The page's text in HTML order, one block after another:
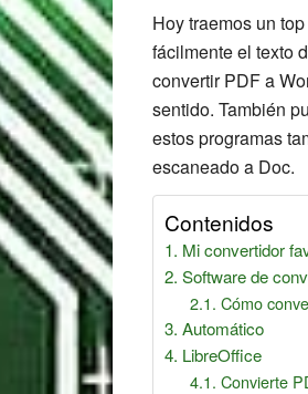
Hoy traemos un
fácilmente el texto
convertir PDF a
sentido. También
estos programas
escaneado a Doc.
Contenidos
Mi convertidor
Software de
Cómo
Automático
LibreOffice
Convierte